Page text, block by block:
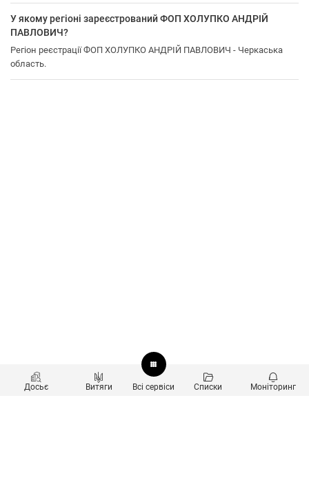
У якому регіоні зареєстрований ФОП ХОЛУПКО АНДРІЙ
ПАВЛОВИЧ?
Регіон реєстрації ФОП ХОЛУПКО АНДРІЙ ПАВЛОВИЧ - Черкаська
область.
Досьє Витяги Всі сервіси Списки Моніторинг